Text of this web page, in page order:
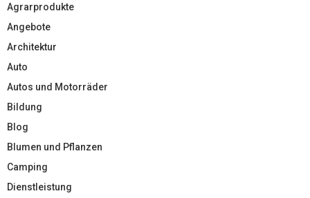
Agrarprodukte
Angebote
Architektur
Auto
Autos und Motorräder
Bildung
Blog
Blumen und Pflanzen
Camping
Dienstleistung